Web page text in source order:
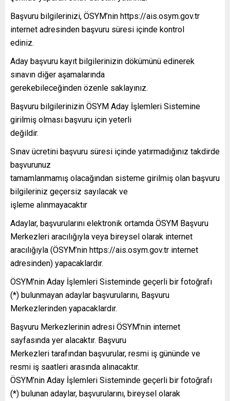
Başvuru bilgilerinizi, ÖSYM’nin https://ais.osym.gov.tr
internet adresinden başvuru süresi içinde kontrol
ediniz.
Aday başvuru kayıt bilgilerinizin dökümünü edinerek
sınavın diğer aşamalarında
gerekebileceğinden özenle saklayınız.
Başvuru bilgilerinizin ÖSYM Aday İşlemleri Sistemine
girilmiş olması başvuru için yeterli
değildir.
Sınav ücretini başvuru süresi içinde yatırmadığınız takdirde
başvurunuz
tamamlanmamış olacağından sisteme girilmiş olan başvuru
bilgileriniz geçersiz sayılacak ve
işleme alınmayacaktır
Adaylar, başvurularını elektronik ortamda ÖSYM Başvuru
Merkezleri aracılığıyla veya bireysel olarak internet
aracılığıyla (ÖSYM’nin https://ais.osym.gov.tr internet
adresinden) yapacaklardır.
ÖSYM’nin Aday İşlemleri Sisteminde geçerli bir fotoğrafı
(*) bulunmayan adaylar başvurularını, Başvuru
Merkezlerinden yapacaklardır.
Başvuru Merkezlerinin adresi ÖSYM’nin internet
sayfasında yer alacaktır. Başvuru
Merkezleri tarafından başvurular, resmi iş gününde ve
resmi iş saatleri arasında alınacaktır.
ÖSYM’nin Aday İşlemleri Sisteminde geçerli bir fotoğrafı
(*) bulunan adaylar, başvurularını, bireysel olarak